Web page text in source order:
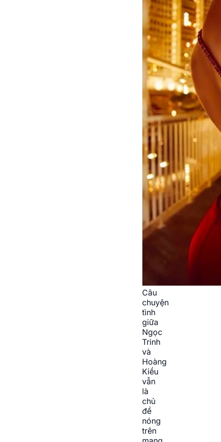
Câu
chuyện
tình
giữa
Ngọc
Trinh
và
Hoàng
Kiều
vẫn
là
chủ
đề
nóng
trên